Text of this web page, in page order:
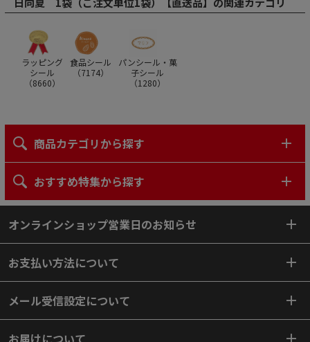
ラッピング
シール
（8660）
食品シール
（7174）
パンシール・菓
子シール
（1280）
商品カテゴリから探す
おすすめ特集から探す
オンラインショップ営業日のお知らせ
お支払い方法について
メール受信設定について